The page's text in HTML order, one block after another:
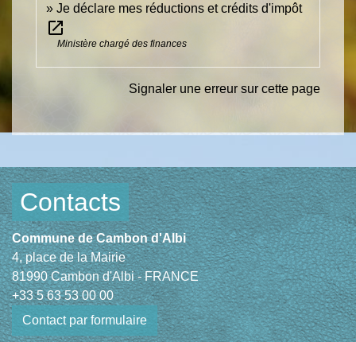
Je déclare mes réductions et crédits d'impôt
open_in_new
Ministère chargé des finances
Signaler une erreur sur cette page
Contacts
Commune de Cambon d'Albi
4, place de la Mairie
81990 Cambon d'Albi - FRANCE
+33 5 63 53 00 00
Contact par formulaire